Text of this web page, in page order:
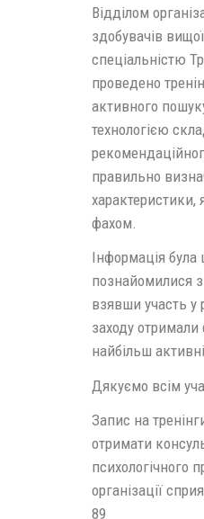
Відділом
здобувачів
спеціальністю
проведено
активного
технологією
правильно
характеристики,
фахом.
Інформація була
познайомилися
взявши участь у
заходу отримали
найбільш
Дякуємо всім
Запис на
отримати
психологічного
організації
89